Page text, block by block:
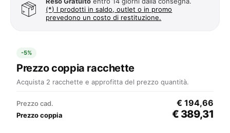
(*) I prodotti in saldo, outlet o in promo
prevedono un costo di restituzione.
-5%
Prezzo coppia racchette
Acquista 2 racchette e approfitta del prezzo quantità.
Prezzo cad. € 194,66
Prezzo coppia € 389,31